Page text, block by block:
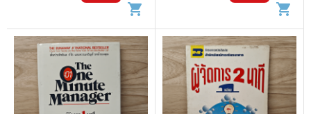
shopping_cart shopping_cart